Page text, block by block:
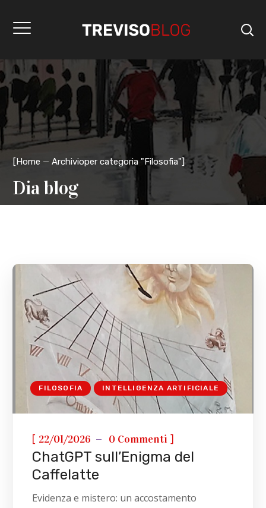
[Home Archivioper categoria "Filosofia"]
Dia blog
FILOSOFIA INTELLIGENZA ARTIFICIALE
[ 22/01/2026 0 Commenti ]
ChatGPT sull’Enigma del
Caffelatte
Evidenza e mistero: un accostamento